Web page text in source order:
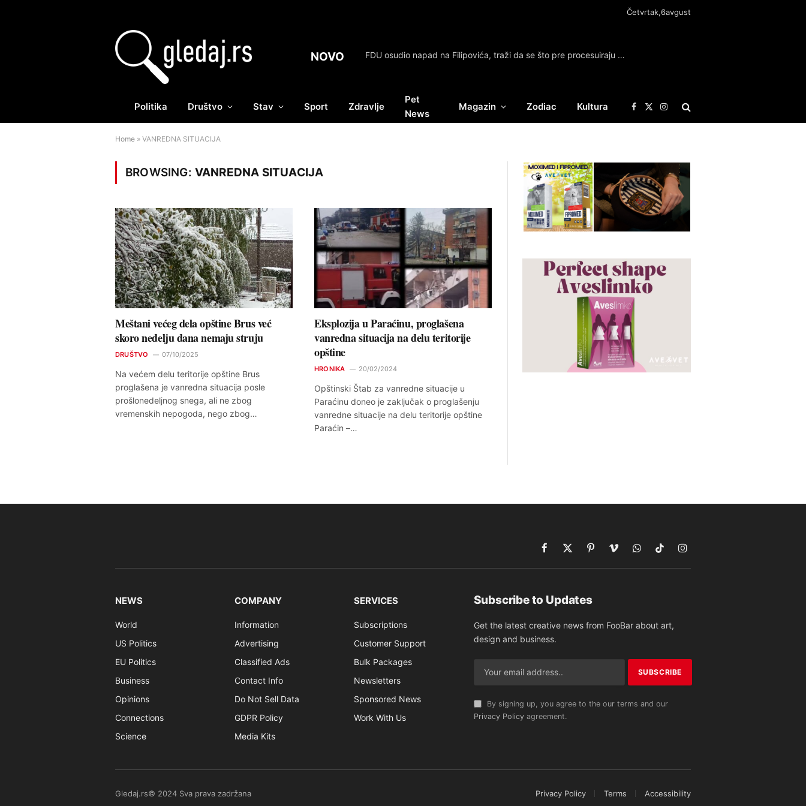
Četvrtak,6avgust
NOVO FDU osudio napad na Filipovića, traži da se što pre procesuiraju počinioci napada
Politika Društvo Stav Sport Zdravlje
Pet
News
Magazin Zodiac Kultura Facebook
X
(Twitter)
Instagram
Home » VANREDNA SITUACIJA
BROWSING: VANREDNA SITUACIJA
Meštani većeg dela opštine Brus već
skoro nedelju dana nemaju struju
DRUŠTVO 07/10/2025
Na većem delu teritorije opštine Brus
proglašena je vanredna situacija posle
prošlonedeljnog snega, ali ne zbog
vremenskih nepogoda, nego zbog…
Eksplozija u Paraćinu, proglašena
vanredna situacija na delu teritorije
opštine
HRONIKA 20/02/2024
Opštinski Štab za vanredne situacije u
Paraćinu doneo je zaključak o proglašenju
vanredne situacije na delu teritorije opštine
Paraćin –…
Facebook
X
(Twitter)
PinterestVimeoWhatsAppTikTokInstagram
NEWS
World
US Politics
EU Politics
Business
Opinions
Connections
Science
COMPANY
Information
Advertising
Classified Ads
Contact Info
Do Not Sell Data
GDPR Policy
Media Kits
SERVICES
Subscriptions
Customer Support
Bulk Packages
Newsletters
Sponsored News
Work With Us
Subscribe to Updates
Get the latest creative news from FooBar about art,
design and business.
By signing up, you agree to the our terms and our
Privacy Policyagreement.
Gledaj.rs© 2024 Sva prava zadržana Privacy Policy Terms Accessibility